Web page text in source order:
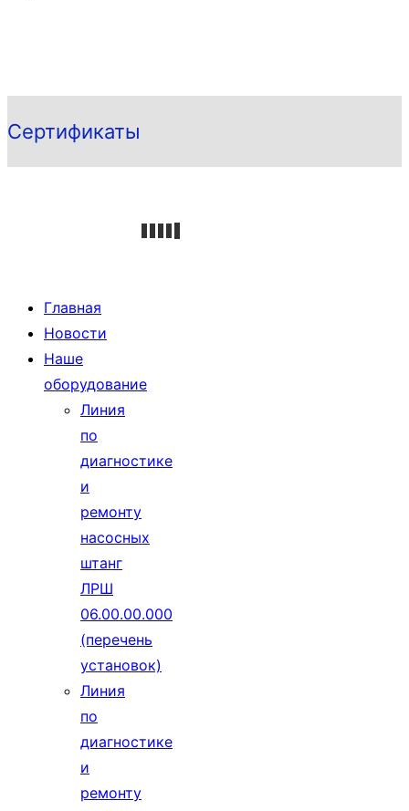
Сертификаты
Главная
Новости
Наше
оборудование
Линия
по
диагностике
и
ремонту
насосных
штанг
ЛРШ
06.00.00.000
(перечень
установок)
Линия
по
диагностике
и
ремонту